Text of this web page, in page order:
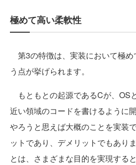
極めて高い柔軟性
第3の特徴は、実装において極め
う点が挙げられます。
もともとの起源であるCが、OS
近い領域のコードを書けるように
やろうと思えば大概のことを実装
ットであり、デメリットでもあり
とは、さまざまな目的を実現する